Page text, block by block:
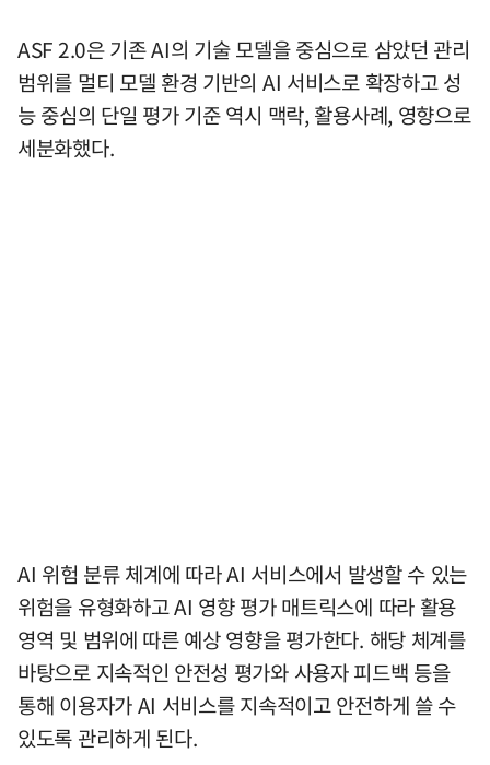
ASF 2.0은 기존 AI의 기술 모델을 중심으로 삼았던 관리
범위를 멀티 모델 환경 기반의 AI 서비스로 확장하고 성
능 중심의 단일 평가 기준 역시 맥락, 활용사례, 영향으로
세분화했다.
AI 위험 분류 체계에 따라 AI 서비스에서 발생할 수 있는
위험을 유형화하고 AI 영향 평가 매트릭스에 따라 활용
영역 및 범위에 따른 예상 영향을 평가한다. 해당 체계를
바탕으로 지속적인 안전성 평가와 사용자 피드백 등을
통해 이용자가 AI 서비스를 지속적이고 안전하게 쓸 수
있도록 관리하게 된다.